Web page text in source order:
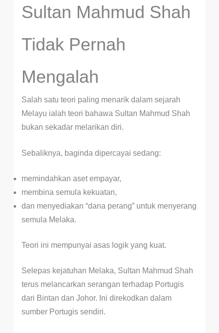
Sultan Mahmud Shah
Tidak Pernah
Mengalah
Salah satu teori paling menarik dalam sejarah
Melayu ialah teori bahawa Sultan Mahmud Shah
bukan sekadar melarikan diri.
Sebaliknya, baginda dipercayai sedang:
memindahkan aset empayar,
membina semula kekuatan,
dan menyediakan “dana perang” untuk menyerang
semula Melaka.
Teori ini mempunyai asas logik yang kuat.
Selepas kejatuhan Melaka, Sultan Mahmud Shah
terus melancarkan serangan terhadap Portugis
dari Bintan dan Johor. Ini direkodkan dalam
sumber Portugis sendiri.